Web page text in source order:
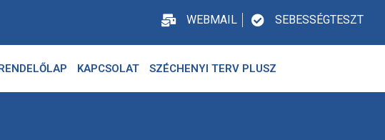
WEBMAIL SEBESSÉGTESZT
KAPCSOLAT SZÉCHENYI TERV PLUSZ